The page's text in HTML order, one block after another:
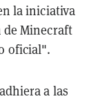
la iniciativa
Minecraft
oficial".
a las